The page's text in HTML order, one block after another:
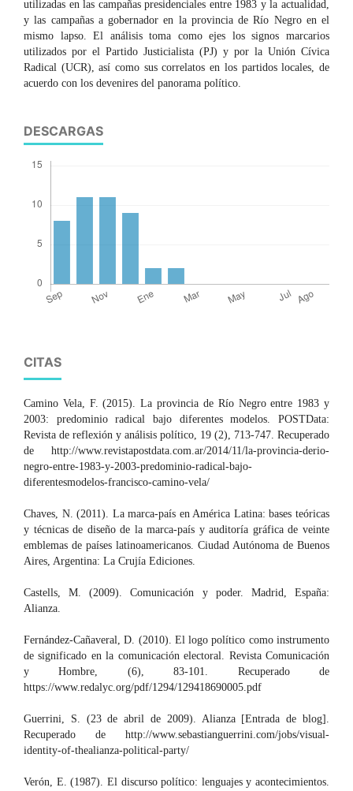
utilizadas en las campañas presidenciales entre 1983 y la actualidad,
y las campañas a gobernador en la provincia de Río Negro en el
mismo lapso. El análisis toma como ejes los signos marcarios
utilizados por el Partido Justicialista (PJ) y por la Unión Cívica
Radical (UCR), así como sus correlatos en los partidos locales, de
acuerdo con los devenires del panorama político.
DESCARGAS
CITAS
Camino Vela, F. (2015). La provincia de Río Negro entre 1983 y
2003: predominio radical bajo diferentes modelos. POSTData:
Revista de reflexión y análisis político, 19 (2), 713-747. Recuperado
de http://www.revistapostdata.com.ar/2014/11/la-provincia-derio-
negro-entre-1983-y-2003-predominio-radical-bajo-
diferentesmodelos-francisco-camino-vela/
Chaves, N. (2011). La marca-país en América Latina: bases teóricas
y técnicas de diseño de la marca-país y auditoría gráfica de veinte
emblemas de países latinoamericanos. Ciudad Autónoma de Buenos
Aires, Argentina: La Crujía Ediciones.
Castells, M. (2009). Comunicación y poder. Madrid, España:
Alianza.
Fernández-Cañaveral, D. (2010). El logo político como instrumento
de significado en la comunicación electoral. Revista Comunicación
y Hombre, (6), 83-101. Recuperado de
https://www.redalyc.org/pdf/1294/129418690005.pdf
Guerrini, S. (23 de abril de 2009). Alianza [Entrada de blog].
Recuperado de http://www.sebastianguerrini.com/jobs/visual-
identity-of-thealianza-political-party/
Verón, E. (1987). El discurso político: lenguajes y acontecimientos.